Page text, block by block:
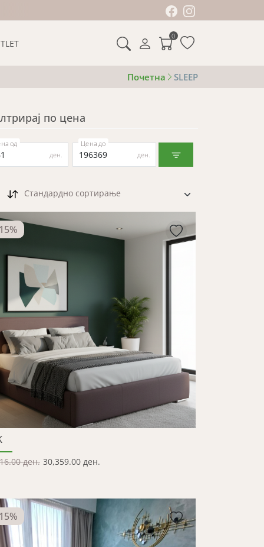
0
Почетна SLEEP
по цена
ден.
од
ден.
Цена до
Стандардно сортирање
%
ден. 30,359.00 ден.
%